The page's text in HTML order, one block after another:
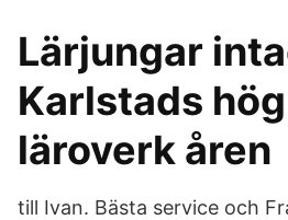
Lärjungar
Karlstads
läroverk åren
till Ivan. Bästa service och